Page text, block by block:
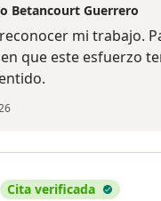
Betancourt Guerrero
mi trabajo.
que este esfuerzo
Cita verificada